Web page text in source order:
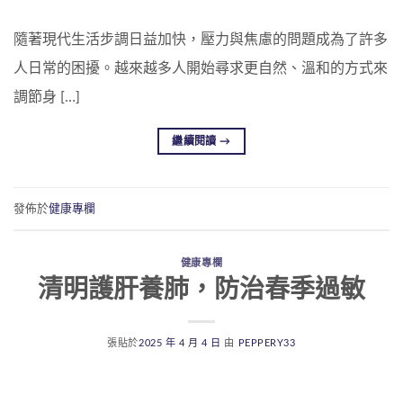
隨著現代生活步調日益加快，壓力與焦慮的問題成為了許多
人日常的困擾。越來越多人開始尋求更自然、溫和的方式來
調節身 […]
繼續閱讀→
發佈於健康專欄
健康專欄
清明護肝養肺，防治春季過敏
張貼於2025 年 4 月 4 日 由 PEPPERY33